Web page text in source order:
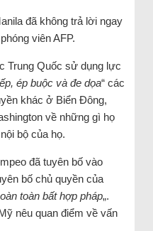
đã không trả lời ngay
viên AFP.
Trung Quốc sử dụng lực
ép buộc và đe dọa“ các
khác ở Biển Đông,
về những gì họ
bộ của họ.
đã tuyên bố vào
bố chủ quyền của
toàn bất hợp pháp„.
nêu quan điểm về vấn